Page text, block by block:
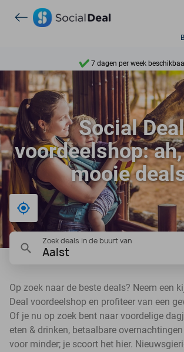
7 dagen per week beschikbaar
10+ miljoen leden
9,4
Ontdek 15.000+ deals
Social Deal
voordeelshop:
mooie
Bij mij in de buurt
Zoek deals in de buurt van
Aalst
Op zoek naar de beste deals? Neem een
Deal voordeelshop en profiteer van een
Of je nu op zoek bent naar voordelige
eten & drinken, betaalbare
voor minder; je scoort het hier.